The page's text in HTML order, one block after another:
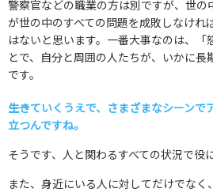
警察官などの職業の方は別ですが、世
が世の中のすべての問題を成敗しなけれ
はないと思います。一番大事なのは、「
とで、自分と周囲の人たちが、いかに長
です。
――生きていくうえで、さまざまなシーン
立つんですね。
そうです、人と関わるすべての状況で役
また、身近にいる人に対してだけでなく